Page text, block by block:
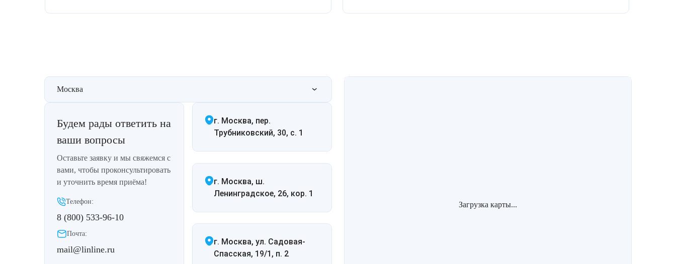
Москва
Будем рады ответить на
ваши вопросы
Оставьте заявку и мы свяжемся с
вами, чтобы проконсультировать
и уточнить время приёма!
Телефон:
8 (800) 533-96-10
Почта:
mail@linline.ru
г. Москва, пер.
Трубниковский, 30, с. 1
г. Москва, ш.
Ленинградское, 26, кор. 1
г. Москва, ул. Садовая-
Спасская, 19/1, п. 2
Загрузка карты...